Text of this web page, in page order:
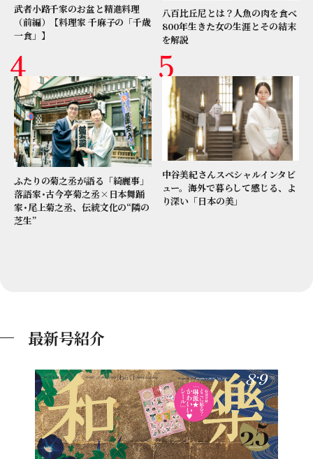
武者小路千家のお盆と精進料理
（前編）【料理家 千麻子の「千歳
一食」】
八百比丘尼とは？人魚の肉を食べ
800年生きた女の生涯とその結末
を解説
ふたりの菊之丞が語る「綺麗事」
落語家･古今亭菊之丞×日本舞踊
家･尾上菊之丞、伝統文化の“隣の
芝生”
中谷美紀さんスペシャルインタビ
ュー。海外で暮らして感じる、よ
り深い「日本の美」
最新号紹介